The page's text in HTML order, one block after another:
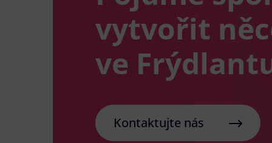
vytvořit
ve
Kontaktujte nás